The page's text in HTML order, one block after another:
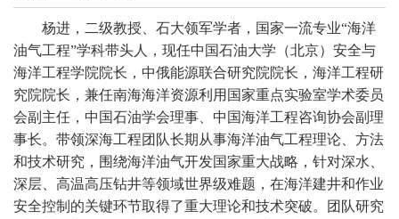
杨进，二级教授、石大领军学者，国家一流专业“海洋
油气工程”学科带头人，现任中国石油大学（北京）安全与
海洋工程学院院长，中俄能源联合研究院院长，海洋工程研
究院院长，兼任南海海洋资源利用国家重点实验室学术委员
会副主任，中国石油学会理事、中国海洋工程咨询协会副理
事长。带领深海工程团队长期从事海洋油气工程理论、方法
和技术研究，围绕海洋油气开发国家重大战略，针对深水、
深层、高温高压钻井等领域世界级难题，在海洋建井和作业
安全控制的关键环节取得了重大理论和技术突破。团队研究